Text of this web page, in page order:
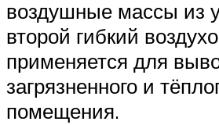
воздушные массы из
второй гибкий
применяется для
загрязненного и
помещения.